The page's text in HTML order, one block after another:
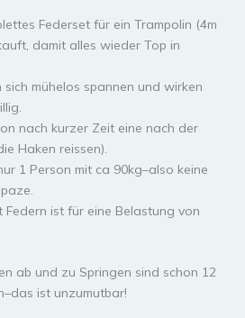
Federset für ein Trampolin (4m
damit alles wieder Top in
sich mühelos spannen und wirken
nach kurzer Zeit eine nach der
Haken reissen).
1 Person mit ca 90kg–also keine
Federn ist für eine Belastung von
ab und zu Springen sind schon 12
ist unzumutbar!